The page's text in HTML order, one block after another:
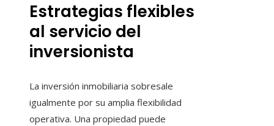
Estrategias flexibles
al servicio del
inversionista
La inversión inmobiliaria sobresale
igualmente por su amplia flexibilidad
operativa. Una propiedad puede